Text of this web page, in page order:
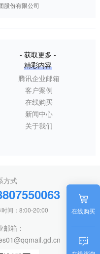
股份有限公司
- 获取更多 -
精彩内容
腾讯企业邮箱
客户案例
在线购买
新闻中心
关于我们
方式
时间：8:00-20:00
邮箱：
在线购买